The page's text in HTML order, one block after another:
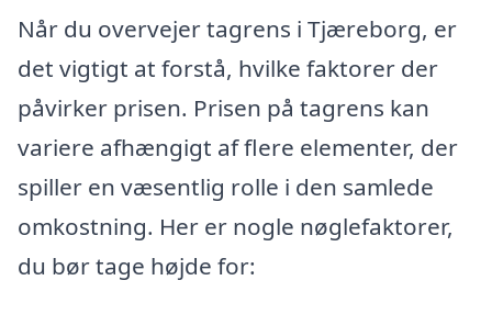
Når du overvejer tagrens i Tjæreborg, er
det vigtigt at forstå, hvilke faktorer der
påvirker prisen. Prisen på tagrens kan
variere afhængigt af flere elementer, der
spiller en væsentlig rolle i den samlede
omkostning. Her er nogle nøglefaktorer,
du bør tage højde for: